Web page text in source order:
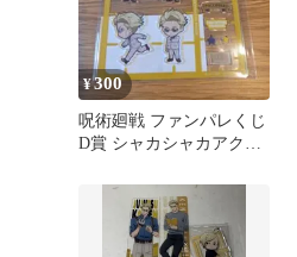
¥300
呪術廻戦 ファンパレくじ
D賞 シャカシャカアクリ